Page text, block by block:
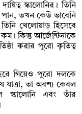
স্কালোনির। তিনি
পান, তখন কেউ ভাবেনি
তিনি খেলোয়াড় হিসেবে
কিন্তু আর্জেন্টিনাকে
করার পুরো কৃতিত্ব
গিয়েও পুরো দলকে
যাত্রা, তা অবশ্য কেবল
স্কালোনি এবং তাঁর